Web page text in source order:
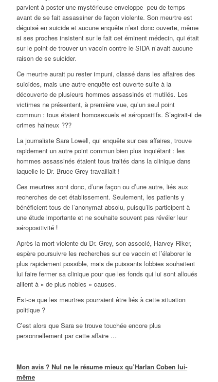
parvient à poster une mystérieuse enveloppe peu de temps
avant de se fait assassiner de façon violente. Son meurtre est
déguisé en suicide et aucune enquête n’est donc ouverte, même
si ses proches insistent sur le fait cet éminent médecin, qui était
sur le point de trouver un vaccin contre le SIDA n’avait aucune
raison de se suicider.
Ce meurtre aurait pu rester impuni, classé dans les affaires des
suicides, mais une autre enquête est ouverte suite à la
découverte de plusieurs hommes assassinés et mutilés. Les
victimes ne présentent, à première vue, qu’un seul point
commun : tous étaient homosexuels et séropositifs. S’agirait-il de
crimes haineux ???
La journaliste Sara Lowell, qui enquête sur ces affaires, trouve
rapidement un autre point commun bien plus inquiétant : les
hommes assassinés étaient tous traités dans la clinique dans
laquelle le Dr. Bruce Grey travaillait !
Ces meurtres sont donc, d’une façon ou d’une autre, liés aux
recherches de cet établissement. Seulement, les patients y
bénéficient tous de l’anonymat absolu, puisqu’ils participent à
une étude importante et ne souhaite souvent pas révéler leur
séropositivité !
Après la mort violente du Dr. Grey, son associé, Harvey Riker,
espère poursuivre les recherches sur ce vaccin et l’élaborer le
plus rapidement possible, mais de puissants lobbies souhaitent
lui faire fermer sa clinique pour que les fonds qui lui sont alloués
aillent à « de plus nobles » causes.
Est-ce que les meurtres pourraient être liés à cette situation
politique ?
C’est alors que Sara se trouve touchée encore plus
personnellement par cette affaire …
Mon avis ? Nul ne le résume mieux qu’Harlan Coben lui-
même